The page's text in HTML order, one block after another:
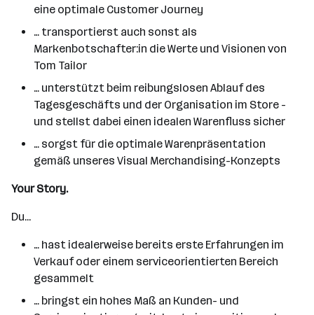
eine optimale Customer Journey
… transportierst auch sonst als
Markenbotschafter:in die Werte und Visionen von
Tom Tailor
… unterstützt beim reibungslosen Ablauf des
Tagesgeschäfts und der Organisation im Store -
und stellst dabei einen idealen Warenfluss sicher
… sorgst für die optimale Warenpräsentation
gemäß unseres Visual Merchandising-Konzepts
Your Story.
Du...
… hast idealerweise bereits erste Erfahrungen im
Verkauf oder einem serviceorientierten Bereich
gesammelt
… bringst ein hohes Maß an Kunden- und